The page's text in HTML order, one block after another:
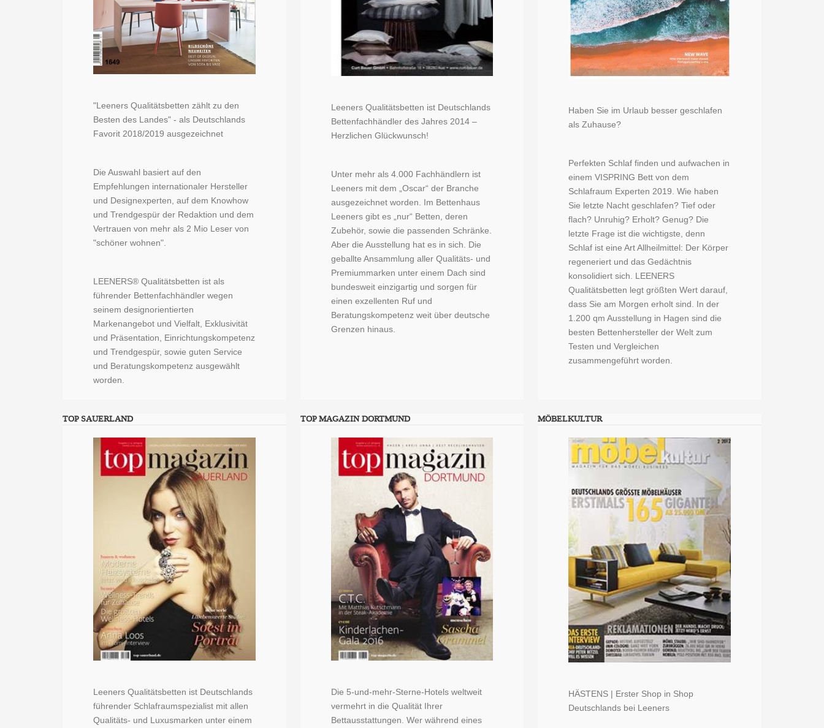
"Leeners Qualitätsbetten zählt zu den
Besten des Landes" - als Deutschlands
Favorit 2018/2019 ausgezeichnet
Die Auswahl basiert auf den
Empfehlungen internationaler Hersteller
und Designexperten, auf dem Knowhow
und Trendgespür der Redaktion und dem
Vertrauen von mehr als 2 Mio Leser von
"schöner wohnen".
LEENERS® Qualitätsbetten ist als
führender Bettenfachhändler wegen
seinem designorientierten
Markenangebot und Vielfalt, Exklusivität
und Präsentation, Einrichtungskompetenz
und Trendgespür, sowie guten Service
und Beratungskompetenz ausgewählt
worden.
Leeners Qualitätsbetten ist Deutschlands
Bettenfachhändler des Jahres 2014 –
Herzlichen Glückwunsch!
Unter mehr als 4.000 Fachhändlern ist
Leeners mit dem „Oscar“ der Branche
ausgezeichnet worden. Im Bettenhaus
Leeners gibt es „nur“ Betten, deren
Zubehör, sowie die passenden Schränke.
Aber die Ausstellung hat es in sich. Die
geballte Ansammlung aller Qualitäts- und
Premiummarken unter einem Dach sind
bundesweit einzigartig und sorgen für
einen exzellenten Ruf und
Beratungskompetenz weit über deutsche
Grenzen hinaus.
Haben Sie im Urlaub besser geschlafen
als Zuhause?
Perfekten Schlaf finden und aufwachen in
einem VISPRING Bett von dem
Schlafraum Experten 2019. Wie haben
Sie letzte Nacht geschlafen? Tief oder
flach? Unruhig? Erholt? Genug? Die
letzte Frage ist die wichtigste, denn
Schlaf ist eine Art Allheilmittel: Der Körper
regeneriert und das Gedächtnis
konsolidiert sich. LEENERS
Qualitätsbetten legt größten Wert darauf,
dass Sie am Morgen erholt sind. In der
1.200 qm Ausstellung in Hagen sind die
besten Bettenhersteller der Welt zum
Testen und Vergleichen
zusammengeführt worden.
TOP SAUERLAND
Leeners Qualitätsbetten ist Deutschlands
führender Schlafraumspezialist mit allen
Qualitäts- und Luxusmarken unter einem
TOP MAGAZIN DORTMUND
Die 5-und-mehr-Sterne-Hotels weltweit
vermehrt in die Qualität Ihrer
Bettausstattungen. Wer während eines
MÖBELKULTUR
HÄSTENS | Erster Shop in Shop
Deutschlands bei Leeners